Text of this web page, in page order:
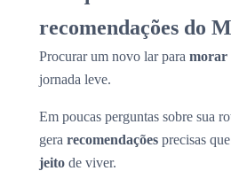
recomendações do
Procurar um novo lar para morar
jornada leve.
Em poucas perguntas sobre sua
gera recomendações precisas
jeito de viver.